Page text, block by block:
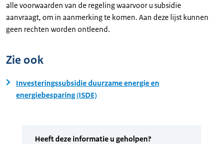
alle voorwaarden van de regeling waarvoor u subsidie
aanvraagt, om in aanmerking te komen. Aan deze lijst kunnen
geen rechten worden ontleend.
Zie ook
Investeringssubsidie duurzame energie en
energiebesparing (ISDE)